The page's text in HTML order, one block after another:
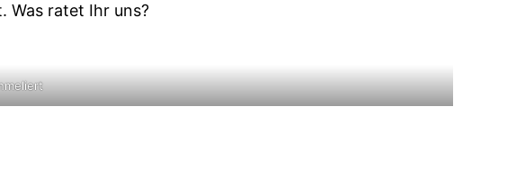
Was ratet Ihr uns?